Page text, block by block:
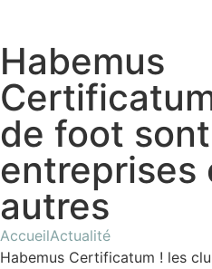
Habemus
de foot
entreprises
autres
AccueilActualité
Habemus Certificatum ! les